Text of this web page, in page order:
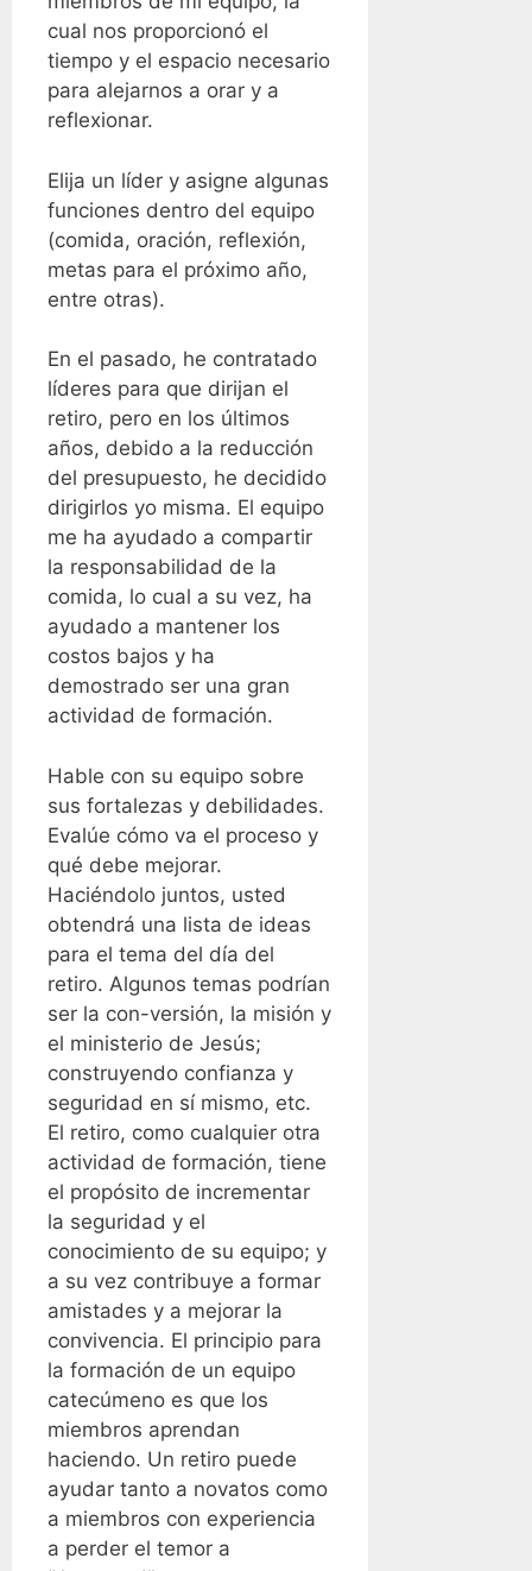
cual nos proporcionó el
tiempo y el espacio necesario
para alejarnos a orar y a
reflexionar.
Elija un líder y asigne algunas
funciones dentro del equipo
(comida, oración, reflexión,
metas para el próximo año,
entre otras).
En el pasado, he contratado
líderes para que dirijan el
retiro, pero en los últimos
años, debido a la reducción
del presupuesto, he decidido
dirigirlos yo misma. El equipo
me ha ayudado a compartir
la responsabilidad de la
comida, lo cual a su vez, ha
ayudado a mantener los
costos bajos y ha
demostrado ser una gran
actividad de formación.
Hable con su equipo sobre
sus fortalezas y debilidades.
Evalúe cómo va el proceso y
qué debe mejorar.
Haciéndolo juntos, usted
obtendrá una lista de ideas
para el tema del día del
retiro. Algunos temas podrían
ser la con-versión, la misión y
el ministerio de Jesús;
construyendo confianza y
seguridad en sí mismo, etc.
El retiro, como cualquier otra
actividad de formación, tiene
el propósito de incrementar
la seguridad y el
conocimiento de su equipo; y
a su vez contribuye a formar
amistades y a mejorar la
convivencia. El principio para
la formación de un equipo
catecúmeno es que los
miembros aprendan
haciendo. Un retiro puede
ayudar tanto a novatos como
a miembros con experiencia
a perder el temor a